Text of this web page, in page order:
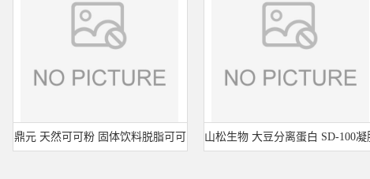
鼎元 天然可可粉 固体饮料脱脂可可 山松生物 大豆分离蛋白 SD-100凝胶